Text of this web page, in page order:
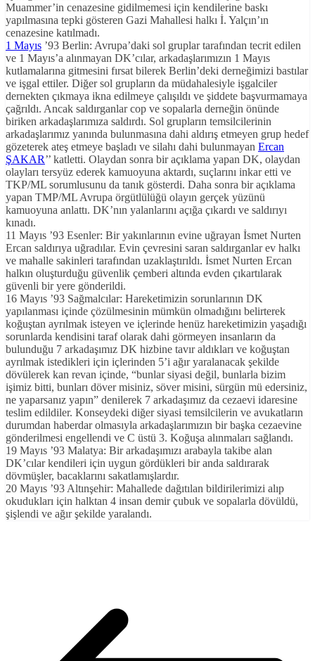
Muammer’in cenazesine gidilmemesi için kendilerine baskı
yapılmasına tepki gösteren Gazi Mahallesi halkı İ. Yalçın’ın
cenazesine katılmadı.
1 Mayıs ’93 Berlin: Avrupa’daki sol gruplar tarafından tecrit edilen
ve 1 Mayıs’a alınmayan DK’cılar, arkadaşlarımızın 1 Mayıs
kutlamalarına gitmesini fırsat bilerek Berlin’deki derneğimizi bastılar
ve işgal ettiler. Diğer sol grupların da müdahalesiyle işgalciler
dernekten çıkmaya ikna edilmeye çalışıldı ve şiddete başvurmamaya
çağrıldı. Ancak saldırganlar cop ve sopalarla derneğin önünde
biriken arkadaşlarımıza saldırdı. Sol grupların temsilcilerinin
arkadaşlarımız yanında bulunmasına dahi aldırış etmeyen grup hedef
gözeterek ateş etmeye başladı ve silahı dahi bulunmayan Ercan
ŞAKAR’’ katletti. Olaydan sonra bir açıklama yapan DK, olaydan
olayları tersyüz ederek kamuoyuna aktardı, suçlarını inkar etti ve
TKP/ML sorumlusunu da tanık gösterdi. Daha sonra bir açıklama
yapan TMP/ML Avrupa örgütlülüğü olayın gerçek yüzünü
kamuoyuna anlattı. DK’nın yalanlarını açığa çıkardı ve saldırıyı
kınadı.
11 Mayıs ’93 Esenler: Bir yakınlarının evine uğrayan İsmet Nurten
Ercan saldırıya uğradılar. Evin çevresini saran saldırganlar ev halkı
ve mahalle sakinleri tarafından uzaklaştırıldı. İsmet Nurten Ercan
halkın oluşturduğu güvenlik çemberi altında evden çıkartılarak
güvenli bir yere gönderildi.
16 Mayıs ’93 Sağmalcılar: Hareketimizin sorunlarının DK
yapılanması içinde çözülmesinin mümkün olmadığını belirterek
koğuştan ayrılmak isteyen ve içlerinde henüz hareketimizin yaşadığı
sorunlarda kendisini taraf olarak dahi görmeyen insanların da
bulunduğu 7 arkadaşımız DK hizbine tavır aldıkları ve koğuştan
ayrılmak istedikleri için içlerinden 5’i ağır yaralanacak şekilde
dövülerek kan revan içinde, “bunlar siyasi değil, bunlarla bizim
işimiz bitti, bunları döver misiniz, söver misini, sürgün mü edersiniz,
ne yaparsanız yapın” denilerek 7 arkadaşımız da cezaevi idaresine
teslim edildiler. Konseydeki diğer siyasi temsilcilerin ve avukatların
durumdan haberdar olmasıyla arkadaşlarımızın bir başka cezaevine
gönderilmesi engellendi ve C üstü 3. Koğuşa alınmaları sağlandı.
19 Mayıs ’93 Malatya: Bir arkadaşımızı arabayla takibe alan
DK’cılar kendileri için uygun gördükleri bir anda saldırarak
dövmüşler, bacaklarını sakatlamışlardır.
20 Mayıs ’93 Altınşehir: Mahallede dağıtılan bildirilerimizi alıp
okudukları için halktan 4 insan demir çubuk ve sopalarla dövüldü,
şişlendi ve ağır şekilde yaralandı.